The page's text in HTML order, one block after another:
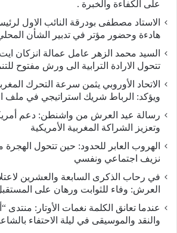
على الكفاءة والخبرة .
الاستاد مصطفى بودرقة النائب الاول
هادءة وحضور مؤتر في تدبير الشأن المحلي
السيد محمد الزهر عامل عمالة انزكان
تتحول الارادة الترابية الى ورش مفتوح
الاتحاد الأوروبي يثمن سرعة التحرك
ويؤكد: الرباط شريك استراتيجي في ملف
رسالة عيد العرش من واشنطن: دعم
وتعزيز الشراكة المغربية الأمريكية
​الهروب العابر للحدود: حين تتحول الهجرة
نزيف اجتماعي ونفسي
في رحاب الذكرى السابعة والعشرين
العرش: وفاء للثوابت ورهان على
​عندما تعانق الكلمة نغمات الأوتار: منتدى
والنقد والموسيقى في ليلة الاحتفاء